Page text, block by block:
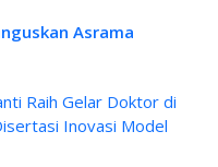
Asrama
Raih Gelar Doktor di
Inovasi Model